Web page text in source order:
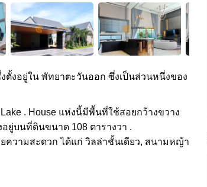
ตั้งอยู่ใน พัทยาตะวันออก ซึ่งเป็นส่วนหนึ่งของ
. House แห่งนี้มีพื้นที่ใช้สอยกว้างขวาง
ยู่บนที่ดินขนาด 108 ตารางวา .
ความสะดวก ได้แก่ วิลล่าชั้นเดียว, สนามหญ้า